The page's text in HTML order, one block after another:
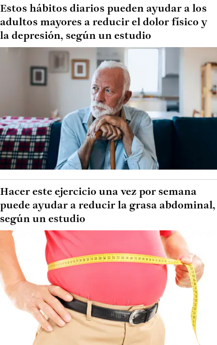
Estos hábitos diarios pueden ayudar a los
adultos mayores a reducir el dolor físico y
la depresión, según un estudio
Hacer este ejercicio una vez por semana
puede ayudar a reducir la grasa abdominal,
según un estudio